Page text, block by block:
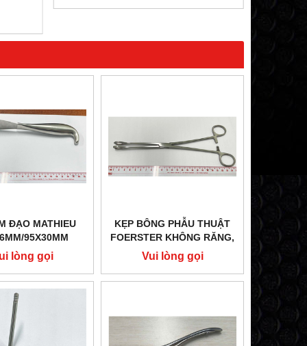
MUA NGAY
ĐẠO MATHIEU
95X30MM
60.0180.02
lòng gọi
KẸP BÔNG PHẪU THUẬT
FOERSTER KHÔNG RĂNG,
THẲNG 25CM HILBRO
16.0080.25
Vui lòng gọi